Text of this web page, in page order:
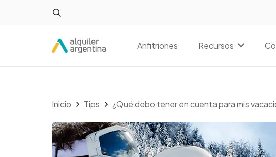
Anfitriones Recursos
Inicio Tips ¿Qué debo tener en cuenta para mis